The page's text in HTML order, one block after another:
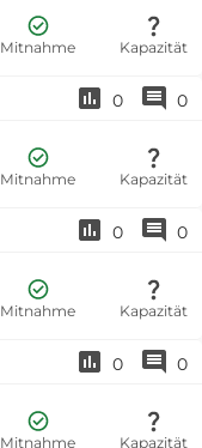
Mitnahme Kapazität
0 0
Mitnahme Kapazität
0 0
Mitnahme Kapazität
0 0
Mitnahme Kapazität